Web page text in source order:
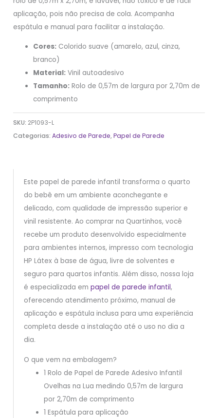
aplicação, pois não precisa de cola. Acompanha
espátula e manual para facilitar a instalação.
Cores: Colorido suave (amarelo, azul, cinza,
branco)
Material: Vinil autoadesivo
Tamanho: Rolo de 0,57m de largura por 2,70m de
comprimento
SKU: 2P1093-L
Categorias:Adesivo de Parede,Papel de Parede
Este papel de parede infantil transforma o quarto
do bebê em um ambiente aconchegante e
delicado, com qualidade de impressão superior e
vinil resistente. Ao comprar na Quartinhos, você
recebe um produto desenvolvido especialmente
para ambientes internos, impresso com tecnologia
HP Látex à base de água, livre de solventes e
seguro para quartos infantis. Além disso, nossa loja
é especializada em papel de parede infantil,
oferecendo atendimento próximo, manual de
aplicação e espátula inclusa para uma experiência
completa desde a instalação até o uso no dia a
dia.
O que vem na embalagem?
1 Rolo de Papel de Parede Adesivo Infantil
Ovelhas na Lua medindo 0,57m de largura
por 2,70m de comprimento
1 Espátula para aplicação